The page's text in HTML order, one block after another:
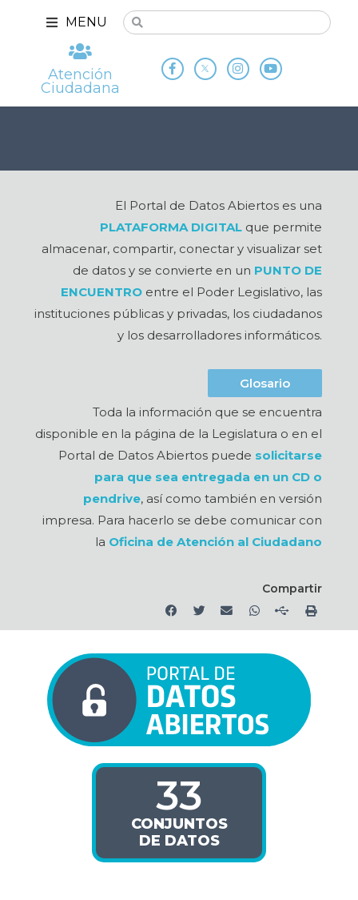
MENU
Atención
Ciudadana
El Portal de Datos Abiertos es una
PLATAFORMA DIGITAL que permite
almacenar, compartir, conectar y visualizar set
de datos y se convierte en un PUNTO DE
ENCUENTRO entre el Poder Legislativo, las
instituciones públicas y privadas, los ciudadanos
y los desarrolladores informáticos.
Glosario
Toda la información que se encuentra
disponible en la página de la Legislatura o en el
Portal de Datos Abiertos puede solicitarse
para que sea entregada en un CD o
pendrive, así como también en versión
impresa. Para hacerlo se debe comunicar con
la Oficina de Atención al Ciudadano
Compartir
33
CONJUNTOS
DE DATOS